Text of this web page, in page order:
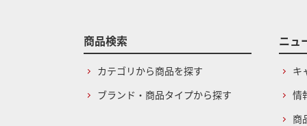
商品検索
カテゴリから商品を探す
ブランド・商品タイプから探す
ニュ
キ
情
商